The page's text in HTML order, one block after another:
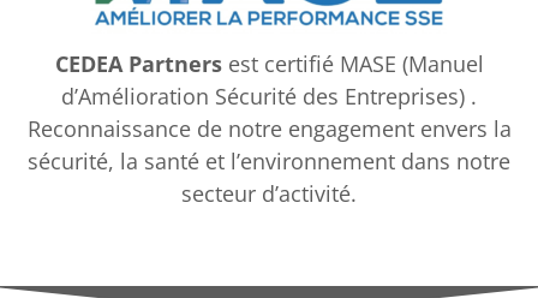
CEDEA Partnersest certifié MASE (Manuel
d’Amélioration Sécurité des Entreprises) .
Reconnaissance de notre engagement envers la
sécurité, la santé et l’environnement dans notre
secteur d’activité.